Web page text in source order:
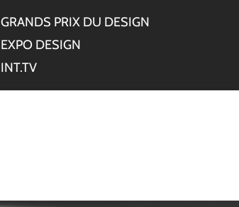
GRANDS PRIX DU DESIGN
EXPO DESIGN
INT.TV